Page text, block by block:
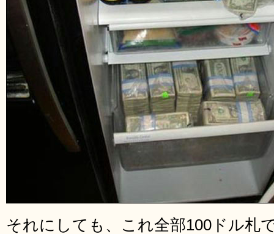
それにしても、これ全部100ドル札